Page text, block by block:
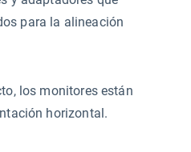
para la alineación
los monitores están
horizontal.